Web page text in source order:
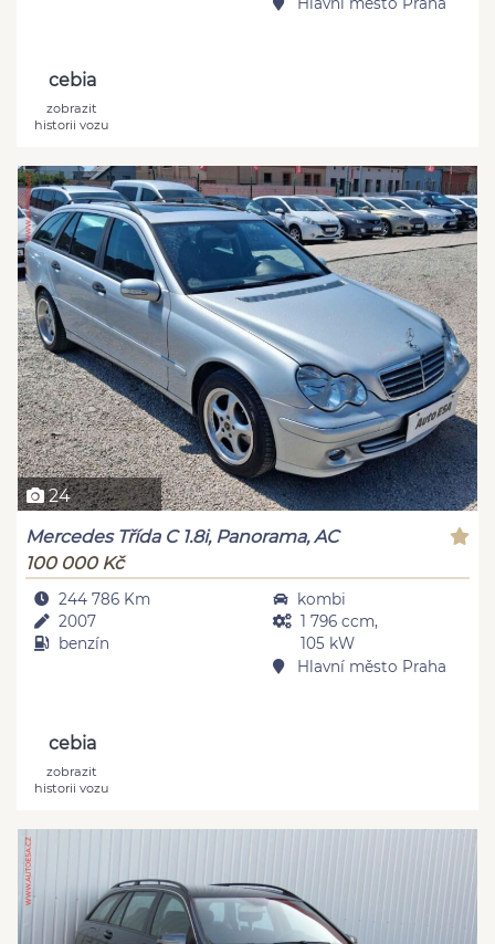
Hlavní město Praha
cebia
zobrazit
historii vozu
24
Mercedes Třída C 1.8i, Panorama, AC
100 000 Kč
244 786 Km
2007
benzín
kombi
1 796 ccm,
105 kW
Hlavní město Praha
cebia
zobrazit
historii vozu